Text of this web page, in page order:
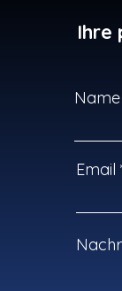
Ihre
Name
Email